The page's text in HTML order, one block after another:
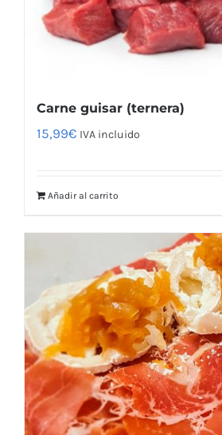
Carne guisar (ternera)
15,99€ IVA incluido
Añadir al carrito